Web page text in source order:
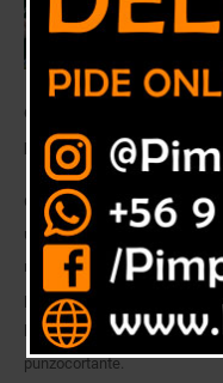
Gendarmes lograron reducir
pasador de la celda.
Cerca de las tres de la
uniformados del Complejo
ruidos extraños en el sector
procedieron a inspeccionar
buscaban salir del block
punzocortante.